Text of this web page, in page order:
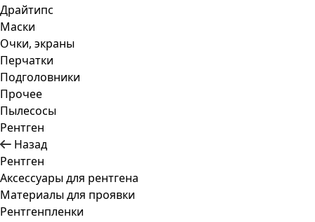
Драйтипс
Маски
Очки, экраны
Перчатки
Подголовники
Прочее
Пылесосы
Рентген
Назад
Рентген
Аксессуары для рентгена
Материалы для проявки
Рентгенпленки